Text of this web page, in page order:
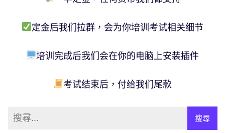
定金后我们拉群，会为你培训考试相关细节
培训完成后我们会在你的电脑上安装插件
考试结束后，付给我们尾款